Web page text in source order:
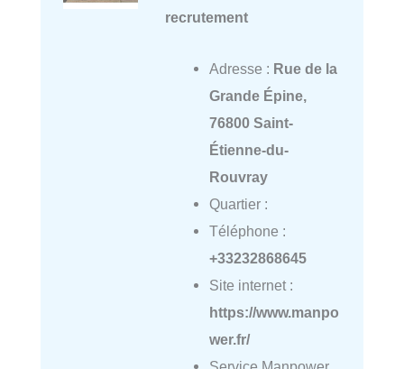
recrutement
Adresse : Rue de la
Grande Épine,
76800 Saint-
Étienne-du-
Rouvray
Quartier :
Téléphone :
+33232868645
Site internet :
https://www.manpo
wer.fr/